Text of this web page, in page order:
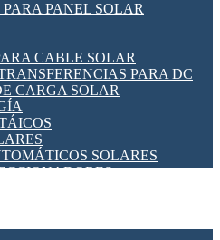
PANEL SOLAR
CABLE SOLAR
PARA DC
CARGA SOLAR
SOLARES